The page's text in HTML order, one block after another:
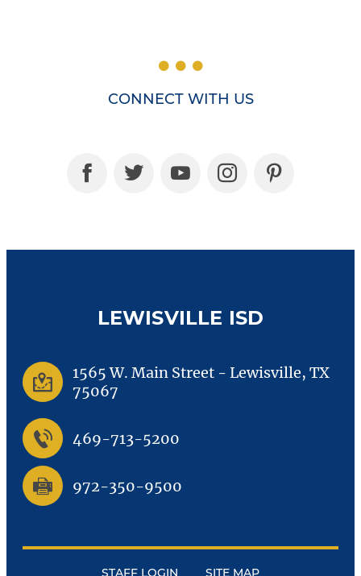
CONNECT WITH US
LEWISVILLE ISD
1565 W. Main Street - Lewisville, TX
75067
469-713-5200
972-350-9500
STAFF LOGIN SITE MAP